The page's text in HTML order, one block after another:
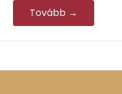
Tovább →